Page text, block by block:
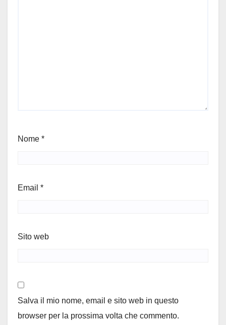
Nome *
Email *
Sito web
Salva il mio nome, email e sito web in questo
browser per la prossima volta che commento.